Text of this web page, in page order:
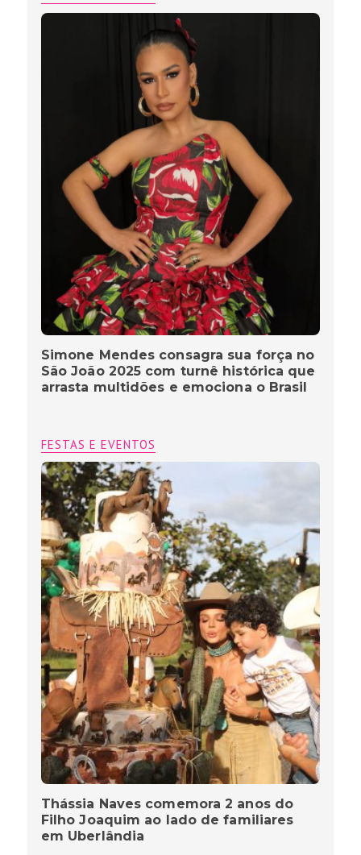
Simone Mendes consagra sua força no
São João 2025 com turnê histórica que
arrasta multidões e emociona o Brasil
FESTAS E EVENTOS
Thássia Naves comemora 2 anos do
Filho Joaquim ao lado de familiares
em Uberlândia